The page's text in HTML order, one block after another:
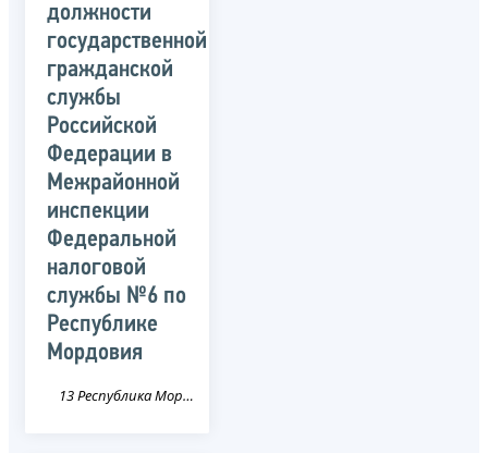
должности
государственной
гражданской
службы
Российской
Федерации в
Межрайонной
инспекции
Федеральной
налоговой
службы №6 по
Республике
Мордовия
13 Республика Мордовия